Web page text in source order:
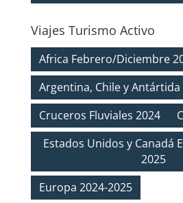
Viajes Turismo Activo
Africa Febrero/Diciembre
Argentina, Chile y Antártida
Cruceros Fluviales 2024
Estados Unidos y Canadá
2025
Europa 2024-2025